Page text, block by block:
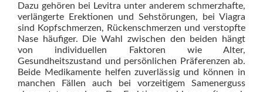
Dazu gehören bei Levitra unter anderem schmerzhafte,
verlängerte Erektionen und Sehstörungen, bei Viagra
sind Kopfschmerzen, Rückenschmerzen und verstopfte
Nase häufiger. Die Wahl zwischen den beiden hängt
von individuellen Faktoren wie Alter,
Gesundheitszustand und persönlichen Präferenzen ab.
Beide Medikamente helfen zuverlässig und können in
manchen Fällen auch bei vorzeitigem Samenerguss